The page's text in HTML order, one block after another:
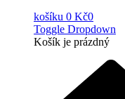
košíku 0 Kč0
Toggle Dropdown
Košík je prázdný